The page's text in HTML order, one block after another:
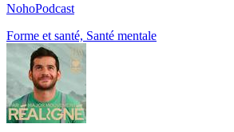
NohoPodcast
Forme et santé, Santé mentale